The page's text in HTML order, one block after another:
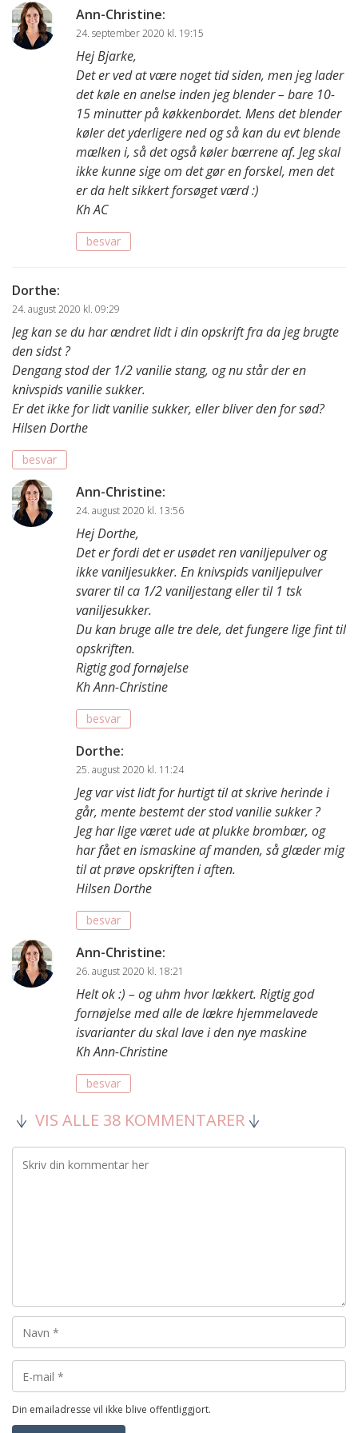
Ann-Christine:
24. september 2020 kl. 19:15
Hej Bjarke,
Det er ved at være noget tid siden, men jeg lader
det køle en anelse inden jeg blender – bare 10-
15 minutter på køkkenbordet. Mens det blender
køler det yderligere ned og så kan du evt blende
mælken i, så det også køler bærrene af. Jeg skal
ikke kunne sige om det gør en forskel, men det
er da helt sikkert forsøget værd :)
Kh AC
besvar
Dorthe:
24. august 2020 kl. 09:29
Jeg kan se du har ændret lidt i din opskrift fra da jeg brugte
den sidst ?
Dengang stod der 1/2 vanilie stang, og nu står der en
knivspids vanilie sukker.
Er det ikke for lidt vanilie sukker, eller bliver den for sød?
Hilsen Dorthe
besvar
Ann-Christine:
24. august 2020 kl. 13:56
Hej Dorthe,
Det er fordi det er usødet ren vaniljepulver og
ikke vaniljesukker. En knivspids vaniljepulver
svarer til ca 1/2 vaniljestang eller til 1 tsk
vaniljesukker.
Du kan bruge alle tre dele, det fungere lige fint til
opskriften.
Rigtig god fornøjelse
Kh Ann-Christine
besvar
Dorthe:
25. august 2020 kl. 11:24
Jeg var vist lidt for hurtigt til at skrive herinde i
går, mente bestemt der stod vanilie sukker ?
Jeg har lige været ude at plukke brombær, og
har fået en ismaskine af manden, så glæder mig
til at prøve opskriften i aften.
Hilsen Dorthe
besvar
Ann-Christine:
26. august 2020 kl. 18:21
Helt ok :) – og uhm hvor lækkert. Rigtig god
fornøjelse med alle de lækre hjemmelavede
isvarianter du skal lave i den nye maskine
Kh Ann-Christine
besvar
VIS ALLE 38 KOMMENTARER
Din emailadresse vil ikke blive offentliggjort.